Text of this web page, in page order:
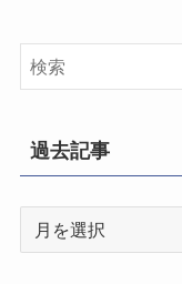
過去記事